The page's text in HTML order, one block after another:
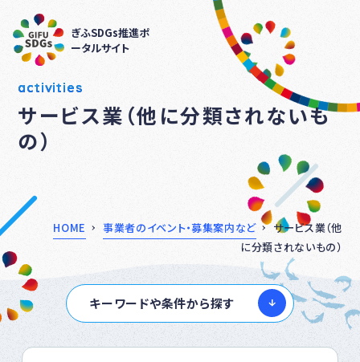
ぎふSDGs推進ポ
ータルサイト
activities
サービス業（他に分類されないも
の）
HOME 事業者のイベント・募集案内など
サービス業（他
に分類されないもの）
キーワードや条件から探す